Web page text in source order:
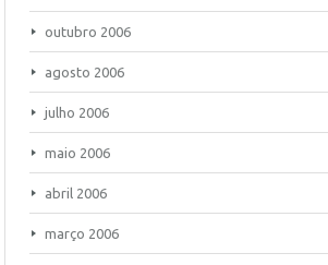
outubro 2006
agosto 2006
julho 2006
maio 2006
abril 2006
março 2006